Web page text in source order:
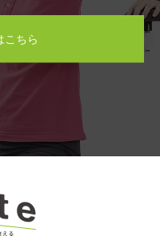
こちら